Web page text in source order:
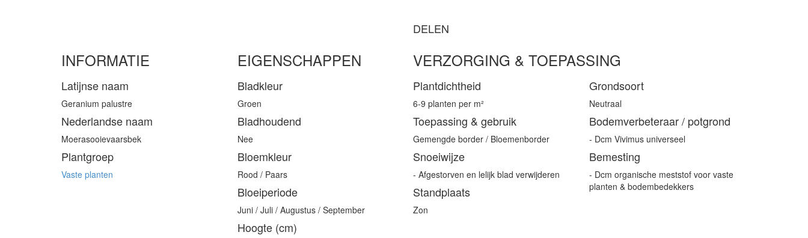
DELEN
INFORMATIE
Latijnse naam
Geranium palustre
Nederlandse naam
Moerasooievaarsbek
Plantgroep
Vaste planten
EIGENSCHAPPEN
Bladkleur
Groen
Bladhoudend
Nee
Bloemkleur
Rood / Paars
Bloeiperiode
Juni / Juli / Augustus / September
Hoogte (cm)
VERZORGING & TOEPASSING
Plantdichtheid
6-9 planten per m²
Toepassing & gebruik
Gemengde border / Bloemenborder
Snoeiwijze
- Afgestorven en lelijk blad verwijderen
Standplaats
Zon
Grondsoort
Neutraal
Bodemverbeteraar / potgrond
- Dcm Vivimus universeel
Bemesting
- Dcm organische meststof voor vaste
planten & bodembedekkers